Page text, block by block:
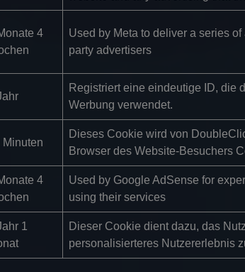
4
Used by Meta to deliver a series
party advertisers
Registriert eine eindeutige ID, die
Werbung verwendet.
Minuten
Dieses Cookie wird von
Browser des Website-Besuchers
4
Used by Google AdSense for
using their services
1
Dieser Cookie dient dazu, das
personalisierteres Nutzererlebnis